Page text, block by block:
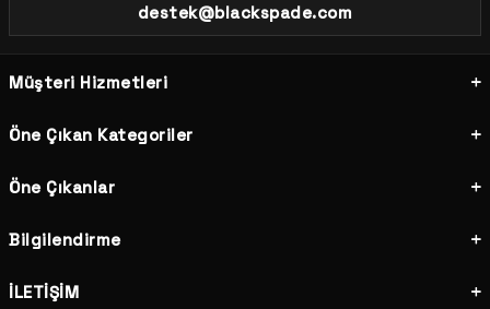
destek@blackspade.com
Müşteri Hizmetleri
Öne Çıkan Kategoriler
Öne Çıkanlar
Bilgilendirme
İLETİŞİM